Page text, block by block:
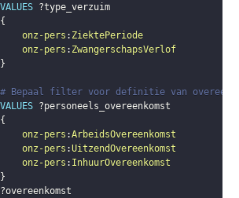
VALUES ?type_verzuim
{
onz-pers : ZiektePeriode
onz-pers : ZwangerschapsVerlof
}
# Bepaal filter voor definitie van
VALUES ?personeels_overeenkomst
{
onz-pers :ArbeidsOvereenkomst
onz-pers :UitzendOvereenkomst
onz-pers : InhuurOvereenkomst
}
?overeenkomst